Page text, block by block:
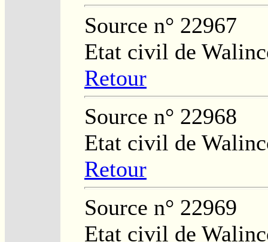
Source n° 22967
Etat civil de
Retour
Source n° 22968
Etat civil de
Retour
Source n° 22969
Etat civil de